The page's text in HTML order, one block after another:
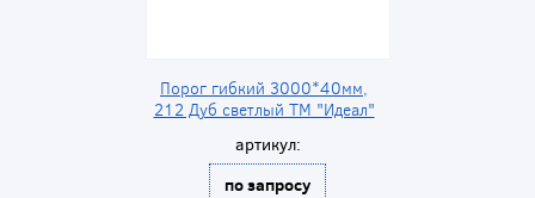
Порог гибкий 3000*40мм,
212 Дуб светлый ТМ "Идеал"
артикул:
по запросу